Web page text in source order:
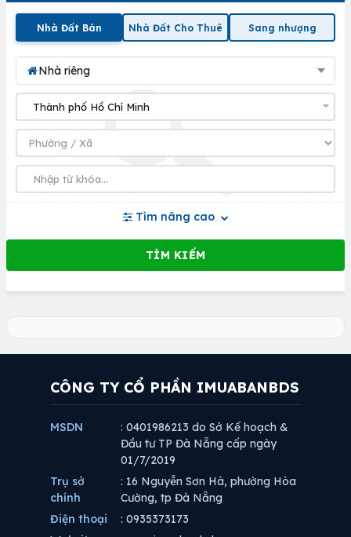
Nhà Đất Bán Nhà Đất Cho Thuê Sang nhượng
Nhà riêng
Tìm nâng cao
CÔNG TY CỔ PHẦN IMUABANBDS
MSDN
: 0401986213 do Sở Kế hoạch &
Đầu tư TP Đà Nẵng cấp ngày
01/7/2019
Trụ sở
chính
: 16 Nguyễn Sơn Hà, phường Hòa
Cường, tp Đà Nẵng
Điện thoại
: 0935373173